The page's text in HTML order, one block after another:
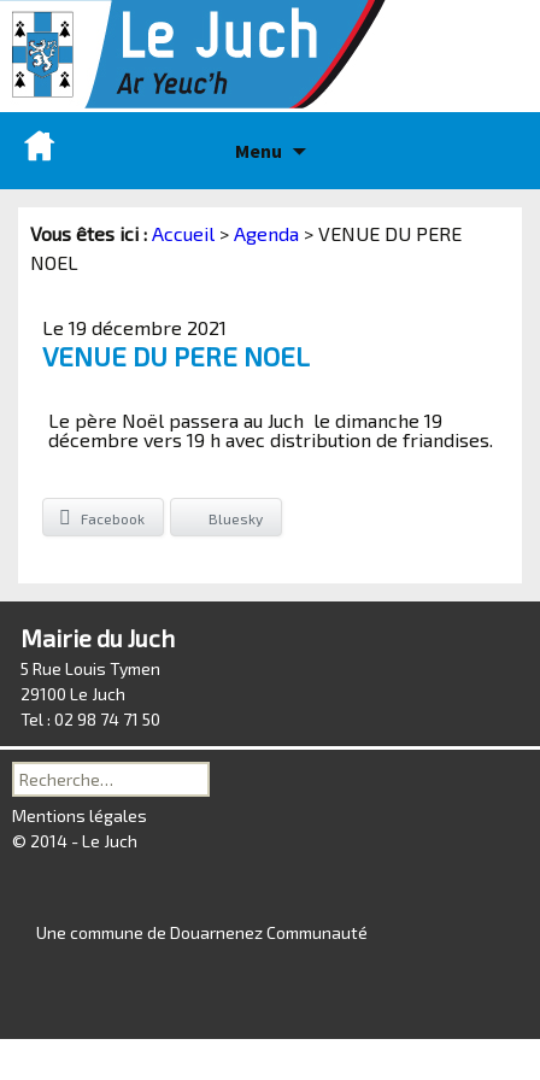
Menu
Vous êtes ici : Accueil > Agenda > VENUE DU PERE
NOEL
Le 19 décembre 2021
VENUE DU PERE NOEL
Le père Noël passera au Juch le dimanche 19
décembre vers 19 h avec distribution de friandises.
Facebook Bluesky
Mairie du Juch
5 Rue Louis Tymen
29100 Le Juch
Tel : 02 98 74 71 50
Recherche
pour :
Mentions légales
© 2014 - Le Juch
Une commune de Douarnenez Communauté